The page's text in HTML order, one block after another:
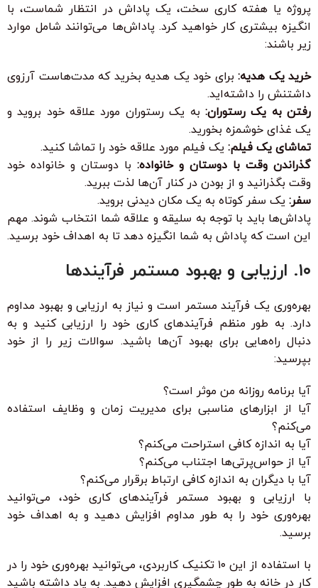
پروژه یا هفته کاری سخت، یک پاداش در انتظار شماست، با
انگیزه بیشتری کار خواهید کرد. پاداش‌ها می‌توانند شامل موارد
زیر باشند:
خرید یک هدیه: برای خود یک هدیه بخرید که مدت‌هاست آرزوی
داشتنش را داشته‌اید.
رفتن به یک رستوران: به یک رستوران مورد علاقه خود بروید و
یک غذای خوشمزه بخورید.
تماشای یک فیلم: یک فیلم مورد علاقه خود را تماشا کنید.
گذراندن وقت با دوستان و خانواده: با دوستان و خانواده خود
وقت بگذرانید و از بودن در کنار آن‌ها لذت ببرید.
سفر: یک سفر کوتاه به یک مکان دیدنی بروید.
پاداش‌ها باید با توجه به سلیقه و علاقه شما انتخاب شوند. مهم
این است که پاداش به شما انگیزه دهد تا به اهداف خود برسید.
۱۰. ارزیابی و بهبود مستمر فرآیندها
بهره‌وری یک فرآیند مستمر است و نیاز به ارزیابی و بهبود مداوم
دارد. به طور منظم فرآیندهای کاری خود را ارزیابی کنید و به
دنبال راه‌هایی برای بهبود آن‌ها باشید. سوالات زیر را از خود
بپرسید:
آیا برنامه روزانه من موثر است؟
آیا از ابزارهای مناسبی برای مدیریت زمان و وظایف استفاده
می‌کنم؟
آیا به اندازه کافی استراحت می‌کنم؟
آیا از حواس‌پرتی‌ها اجتناب می‌کنم؟
آیا با دیگران به اندازه کافی ارتباط برقرار می‌کنم؟
با ارزیابی و بهبود مستمر فرآیندهای کاری خود، می‌توانید
بهره‌وری خود را به طور مداوم افزایش دهید و به اهداف خود
برسید.
با استفاده از این ۱۰ تکنیک کاربردی، می‌توانید بهره‌وری خود را در
کار در خانه به طور چشمگیری افزایش دهید. به یاد داشته باشید